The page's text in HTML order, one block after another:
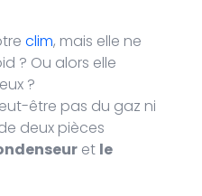
clim, mais elle ne
? Ou alors elle
?
être pas du gaz ni
deux pièces
et le